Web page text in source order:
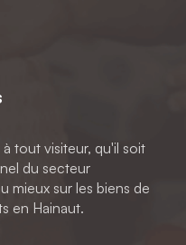
tout visiteur, qu'il soit
du secteur
mieux sur les biens de
en Hainaut.